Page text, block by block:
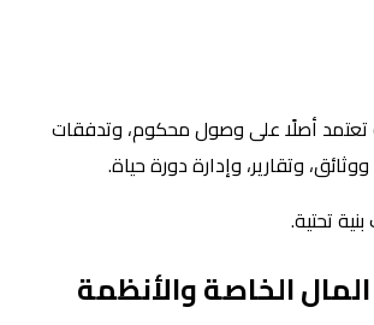
تعتمد أصلًا على وصول محكوم، وتدفقات
وتقارير، وإدارة دورة حياة.
تحتية.
الخاصة والأنظمة